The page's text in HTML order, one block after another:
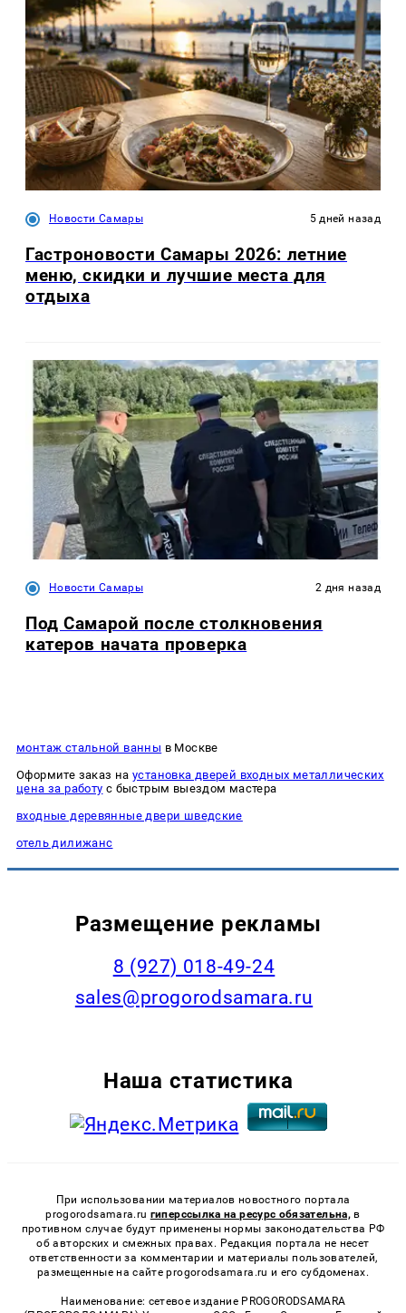
Новости Самары 5 дней назад
Гастроновости Самары 2026: летние
меню, скидки и лучшие места для
отдыха
Новости Самары 2 дня назад
Под Самарой после столкновения
катеров начата проверка
монтаж стальной ванны в Москве
Оформите заказ наустановка дверей входных металлических
цена за работу с быстрым выездом мастера
входные деревянные двери шведские
отель дилижанс
Размещение рекламы
8 (927) 018-49-24
sales@progorodsamara.ru
Наша статистика
При использовании материалов новостного портала
progorodsamara.ru гиперссылка на ресурс обязательна, в
противном случае будут применены нормы законодательства РФ
об авторских и смежных правах. Редакция портала не несет
ответственности за комментарии и материалы пользователей,
размещенные на сайте progorodsamara.ru и его субдоменах.
Наименование: сетевое издание PROGORODSAMARA